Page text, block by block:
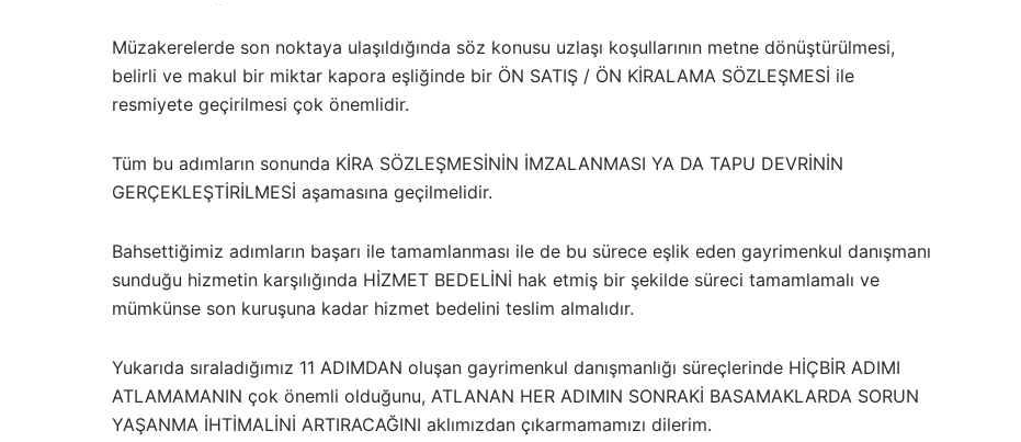
Müzakerelerde son noktaya ulaşıldığında söz konusu uzlaşı koşullarının metne dönüştürülmesi,
belirli ve makul bir miktar kapora eşliğinde bir ÖN SATIŞ / ÖN KİRALAMA SÖZLEŞMESİ ile
resmiyete geçirilmesi çok önemlidir.
Tüm bu adımların sonunda KİRA SÖZLEŞMESİNİN İMZALANMASI YA DA TAPU DEVRİNİN
GERÇEKLEŞTİRİLMESİ aşamasına geçilmelidir.
Bahsettiğimiz adımların başarı ile tamamlanması ile de bu sürece eşlik eden gayrimenkul danışmanı
sunduğu hizmetin karşılığında HİZMET BEDELİNİ hak etmiş bir şekilde süreci tamamlamalı ve
mümkünse son kuruşuna kadar hizmet bedelini teslim almalıdır.
Yukarıda sıraladığımız 11 ADIMDAN oluşan gayrimenkul danışmanlığı süreçlerinde HİÇBİR ADIMI
ATLAMAMANIN çok önemli olduğunu, ATLANAN HER ADIMIN SONRAKİ BASAMAKLARDA SORUN
YAŞANMA İHTİMALİNİ ARTIRACAĞINI aklımızdan çıkarmamamızı dilerim.